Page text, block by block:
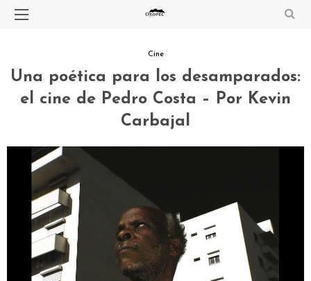
Cine
Una poética para los desamparados:
el cine de Pedro Costa – Por Kevin
Carbajal